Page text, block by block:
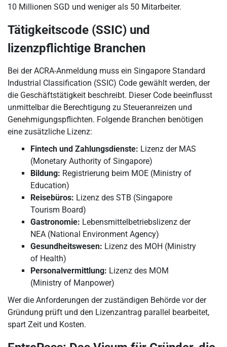
10 Millionen SGD und weniger als 50 Mitarbeiter.
Tätigkeitscode (SSIC) und
lizenzpflichtige Branchen
Bei der ACRA-Anmeldung muss ein Singapore Standard
Industrial Classification (SSIC) Code gewählt werden, der
die Geschäftstätigkeit beschreibt. Dieser Code beeinflusst
unmittelbar die Berechtigung zu Steueranreizen und
Genehmigungspflichten. Folgende Branchen benötigen
eine zusätzliche Lizenz:
Fintech und Zahlungsdienste: Lizenz der MAS
(Monetary Authority of Singapore)
Bildung: Registrierung beim MOE (Ministry of
Education)
Reisebüros: Lizenz des STB (Singapore
Tourism Board)
Gastronomie: Lebensmittelbetriebslizenz der
NEA (National Environment Agency)
Gesundheitswesen: Lizenz des MOH (Ministry
of Health)
Personalvermittlung: Lizenz des MOM
(Ministry of Manpower)
Wer die Anforderungen der zuständigen Behörde vor der
Gründung prüft und den Lizenzantrag parallel bearbeitet,
spart Zeit und Kosten.